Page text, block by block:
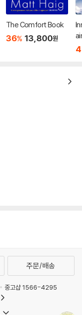
The Comfort Book
36% 13,800원
주문/배송
중고샵 1566-4295